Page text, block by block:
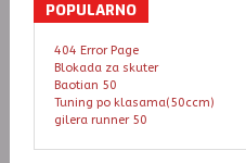
POPULARNO
404 Error Page
Blokada za skuter
Baotian 50
Tuning po klasama(50ccm)
gilera runner 50